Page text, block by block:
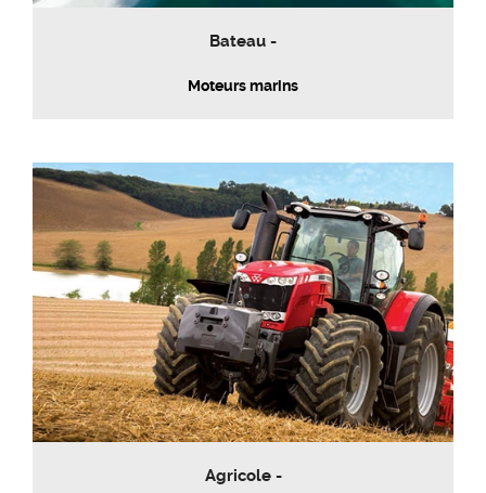
Bateau -
Moteurs marins
Agricole -